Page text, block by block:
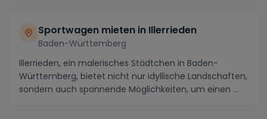
Sportwagen mieten in Illerrieden
Baden-Württemberg
Illerrieden, ein malerisches Städtchen in Baden-
Württemberg, bietet nicht nur idyllische Landschaften,
sondern auch spannende Möglichkeiten, um einen ...